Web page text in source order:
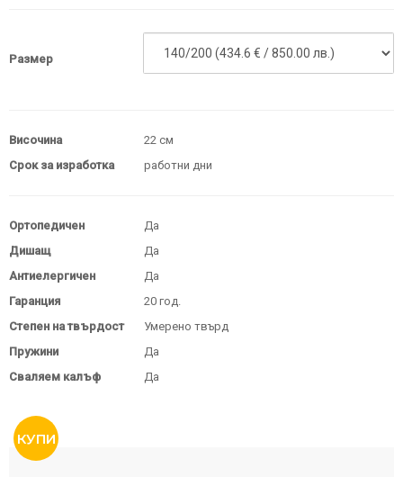
Размер
Височина
22 см
Срок за изработка
работни дни
Ортопедичен
Да
Дишащ
Да
Антиелергичен
Да
Гаранция
20 год.
Степен на твърдост
Умерено твърд
Пружини
Да
Сваляем калъф
Да